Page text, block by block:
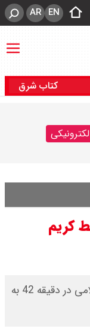
EN
AR
کتاب شرق
کریم
گل اول هوادار به سپاهان توسط کریم اسلامی در دقیقه 42 به